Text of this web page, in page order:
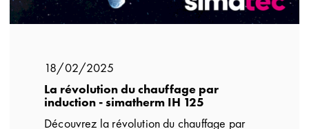
18/02/2025
La révolution du chauffage par
induction - simatherm IH 125
Découvrez la révolution du chauffage par